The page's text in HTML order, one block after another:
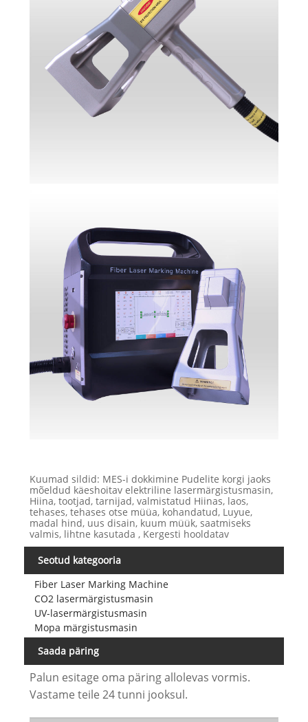
Kuumad sildid: MES-i dokkimine Pudelite korgi jaoks
mõeldud käeshoitav elektriline lasermärgistusmasin,
Hiina, tootjad, tarnijad, valmistatud Hiinas, laos,
tehases, tehases otse müüa, kohandatud, Luyue,
madal hind, uus disain, kuum müük, saatmiseks
valmis, lihtne kasutada , Kergesti hooldatav
Seotud kategooria
Fiber Laser Marking Machine
CO2 lasermärgistusmasin
UV-lasermärgistusmasin
Mopa märgistusmasin
Saada päring
Palun esitage oma päring allolevas vormis.
Vastame teile 24 tunni jooksul.